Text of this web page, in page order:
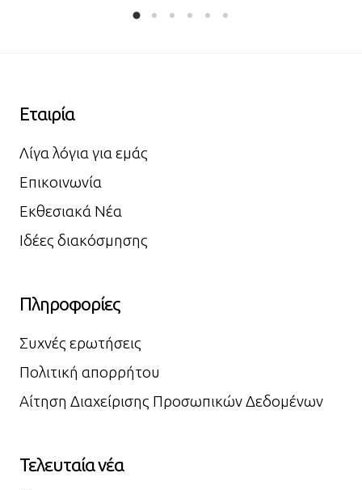
Εταιρία
Λίγα λόγια για εμάς
Επικοινωνία
Εκθεσιακά Νέα
Ιδέες διακόσμησης
Πληροφορίες
Συχνές ερωτήσεις
Πολιτική απορρήτου
Αίτηση Διαχείρισης Προσωπικών Δεδομένων
Τελευταία νέα